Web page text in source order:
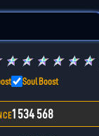
★ ★ ★ ★ ★ ★
Soul Boost
1 534 568